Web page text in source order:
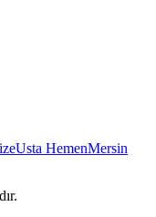
Usta HemenMersin